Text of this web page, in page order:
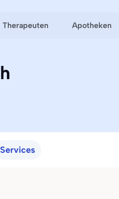
Therapeuten Apotheken
Services